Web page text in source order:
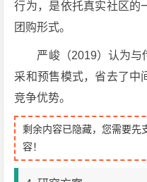
行为，是依托真实社区的
团购形式。
严峻（2019）认为与
采和预售模式，省去了中
竞争优势。
剩余内容已隐藏，您需要先
容！